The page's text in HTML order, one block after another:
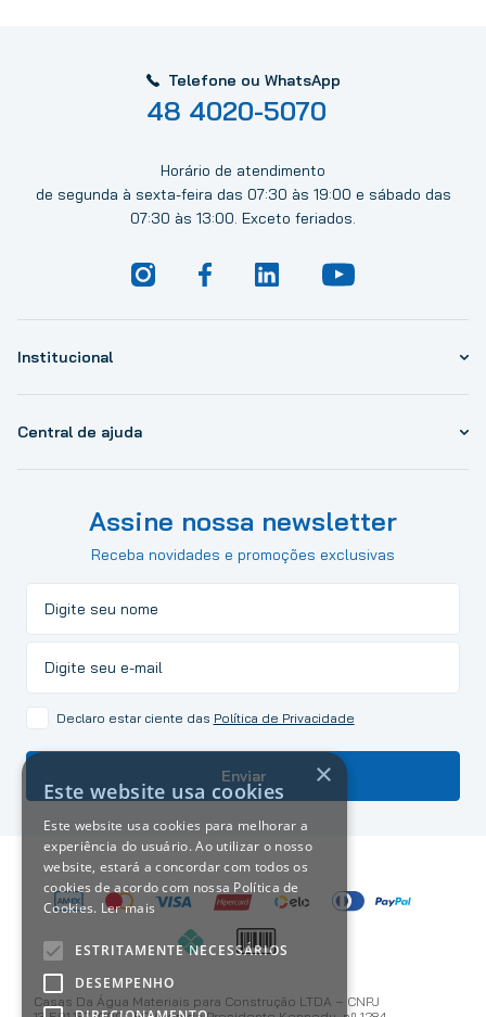
Telefone ou WhatsApp
48 4020-5070
Horário de atendimento
de segunda à sexta-feira das 07:30 às 19:00 e sábado das
07:30 às 13:00. Exceto feriados.
Institucional
Central de ajuda
Assine nossa newsletter
Receba novidades e promoções exclusivas
Declaro estar ciente das Política de Privacidade
Enviar
Casas Da Água Materiais para Construção LTDA – CNPJ
×
Este website usa cookies
Este website usa cookies para melhorar a
experiência do usuário. Ao utilizar o nosso
website, estará a concordar com todos os
cookies de acordo com nossa Política de
Cookies. Ler mais
ESTRITAMENTE NECESSÁRIOS
DESEMPENHO